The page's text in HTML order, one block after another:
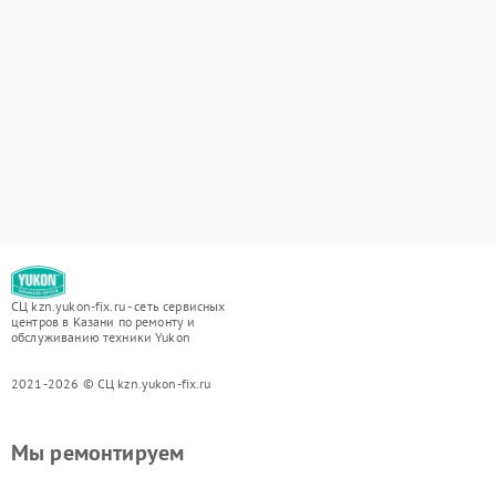
СЦ kzn.yukon-fix.ru - сеть сервисных
центров в Казани по ремонту и
обслуживанию техники Yukon
2021-2026 © СЦ kzn.yukon-fix.ru
Мы ремонтируем